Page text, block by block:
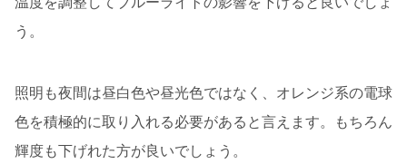
う。
照明も夜間は昼白色や昼光色ではなく、オレンジ系の電球
色を積極的に取り入れる必要があると言えます。もちろん
輝度も下げれた方が良いでしょう。